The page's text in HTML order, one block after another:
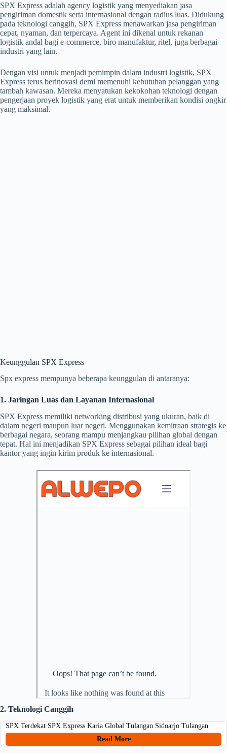
SPX Express adalah agency logistik yang menyediakan jasa
pengiriman domestik serta internasional dengan radius luas. Didukung
pada teknologi canggih, SPX Express menawarkan jasa pengiriman
cepat, nyaman, dan terpercaya. Agent ini dikenal untuk rekanan
logistik andal bagi e-commerce, biro manufaktur, ritel, juga berbagai
industri yang lain.
Dengan visi untuk menjadi pemimpin dalam industri logistik, SPX
Express terus berinovasi demi memenuhi kebutuhan pelanggan yang
tambah kawasan. Mereka menyatukan kekokohan teknologi dengan
pengerjaan proyek logistik yang erat untuk memberikan kondisi ongkir
yang maksimal.
Keunggulan SPX Express
Spx express mempunya beberapa keunggulan di antaranya:
1. Jaringan Luas dan Layanan Internasional
SPX Express memiliki networking distribusi yang ukuran, baik di
dalam negeri maupun luar negeri. Menggunakan kemitraan strategis ke
berbagai negara, seorang mampu menjangkau pilihan global dengan
tepat. Hal ini menjadikan SPX Express sebagai pilihan ideal bagi
kantor yang ingin kirim produk ke internasional.
2. Teknologi Canggih
SPX Terdekat SPX Express Karia Global Tulangan Sidoarjo Tulangan
Read More